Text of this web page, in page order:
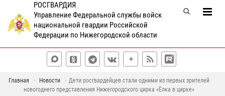
РОСГВАРДИЯ
Управление Федеральной службы войск
национальной гвардии Российской
Федерации по Нижегородской области
Главная Новости
Дети росгвардейцев стали одними из первых зрителей
новогоднего представления Нижегородского цирка «Ёлка в цирке»